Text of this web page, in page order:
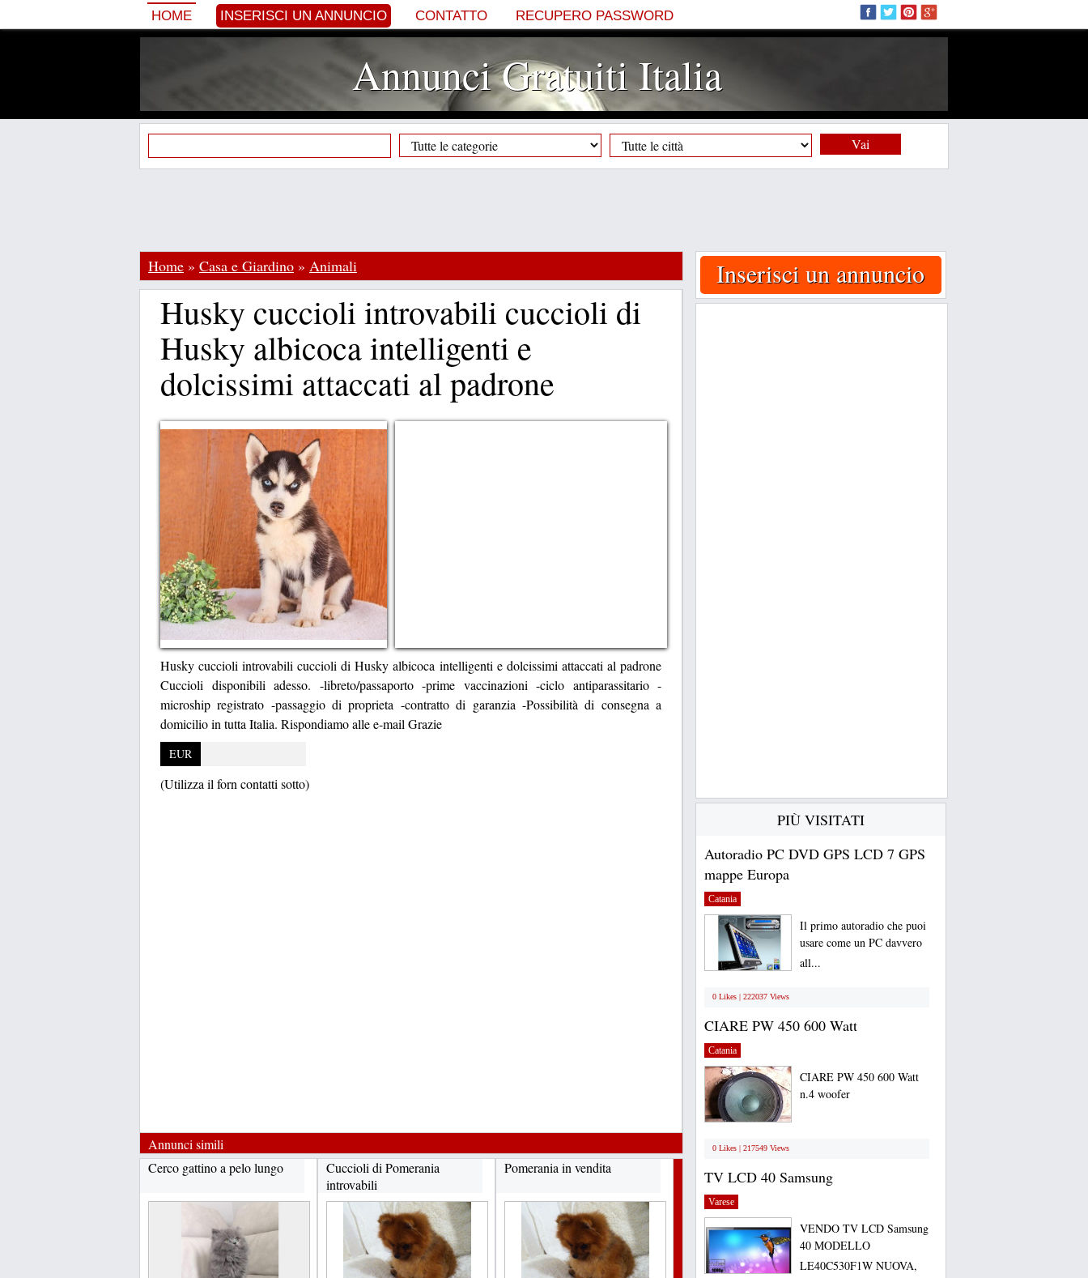
HOME INSERISCI UN ANNUNCIO CONTATTO RECUPERO PASSWORD
Annunci Gratuiti Italia
Vai
Home » Casa e Giardino » Animali
Husky cuccioli introvabili cuccioli di
Husky albicoca intelligenti e
dolcissimi attaccati al padrone
Husky cuccioli introvabili cuccioli di Husky albicoca intelligenti e dolcissimi attaccati al padrone
Cuccioli disponibili adesso. -libreto/passaporto -prime vaccinazioni -ciclo antiparassitario -
microship registrato -passaggio di proprieta -contratto di garanzia -Possibilità di consegna a
domicilio in tutta Italia. Rispondiamo alle e-mail Grazie
EUR
(Utilizza il forn contatti sotto)
Annunci simili
Cerco gattino a pelo lungo
Cuccioli di Pomerania
introvabili
Pomerania in vendita
Inserisci un annuncio
PIÙ VISITATI
Autoradio PC DVD GPS LCD 7 GPS
mappe Europa
Catania
Il primo autoradio che puoi
usare come un PC davvero
all...
0 Likes | 222037 Views
CIARE PW 450 600 Watt
Catania
CIARE PW 450 600 Watt
n.4 woofer
0 Likes | 217549 Views
TV LCD 40 Samsung
Varese
VENDO TV LCD Samsung
40 MODELLO
LE40C530F1W NUOVA,